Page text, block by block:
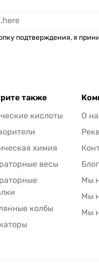
подтверждения, я
также
кислоты
химия
весы
колбы
О
Блог
Мы
Мы
Мы